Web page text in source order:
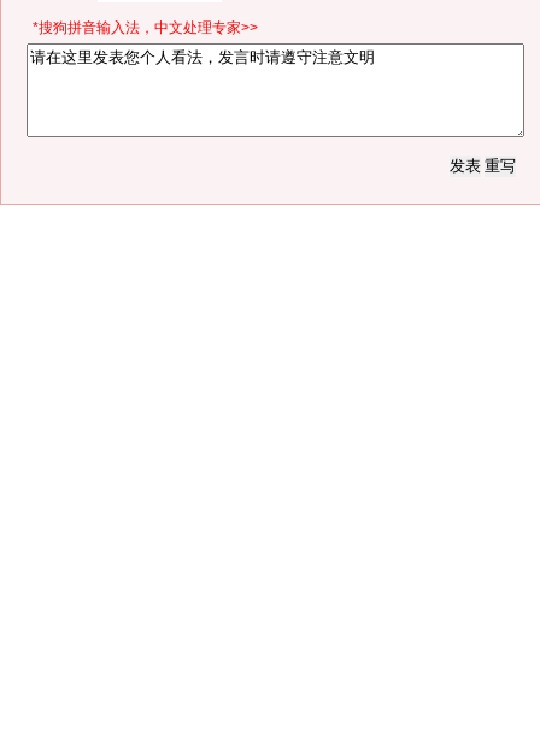
*搜狗拼音输入法，中文处理专家>>